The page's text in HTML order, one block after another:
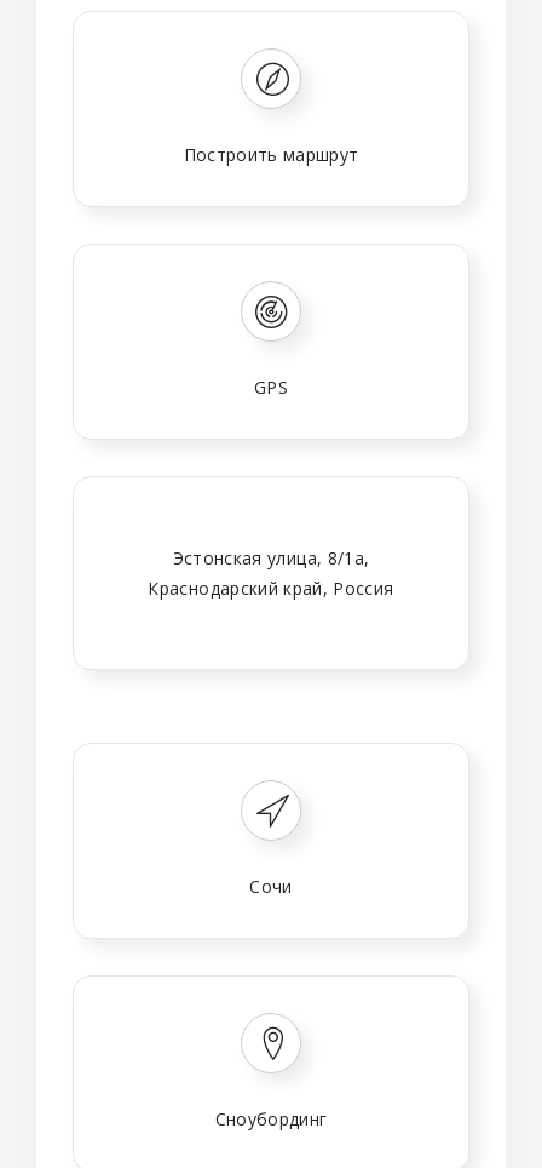
Построить маршрут
GPS
Эстонская улица, 8/1а,
Краснодарский край, Россия
Сочи
Сноубординг